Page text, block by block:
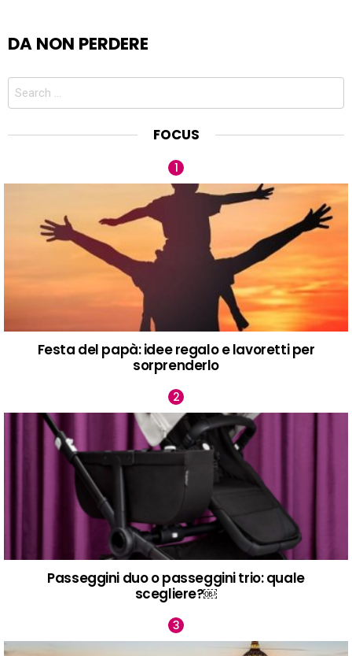
DA NON PERDERE
Search
FOCUS
Festa del papà: idee regalo e lavoretti per
sorprenderlo
Passeggini duo o passeggini trio: quale
scegliere?￼